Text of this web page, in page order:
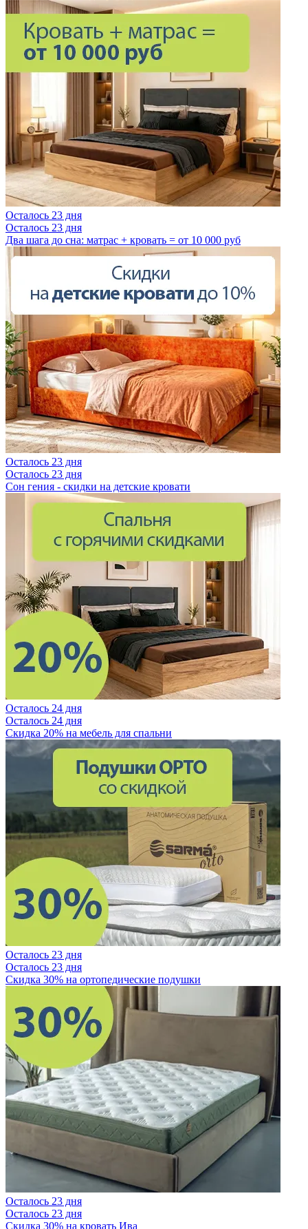
Осталось 23 дня
Осталось 23 дня
Два шага до сна: матрас + кровать = от 10 000 руб
Осталось 23 дня
Осталось 23 дня
Сон гения - скидки на детские кровати
Осталось 24 дня
Осталось 24 дня
Скидка 20% на мебель для спальни
Осталось 23 дня
Осталось 23 дня
Скидка 30% на ортопедические подушки
Осталось 23 дня
Осталось 23 дня
Скидка 30% на кровать Ива